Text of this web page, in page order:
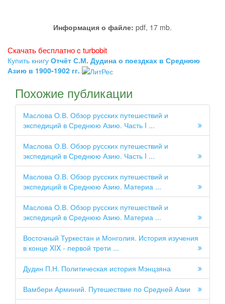
Информация о файле: pdf, 17 mb.
Скачать бесплатно c turbobit
Купить книгу Отчёт С.М. Дудина о поездках в Среднюю
Азию в 1900-1902 гг.
Похожие публикации
Маслова О.В. Обзор русских путешествий и
экспедиций в Среднюю Азию. Часть I ...
Маслова О.В. Обзор русских путешествий и
экспедиций в Среднюю Азию. Часть I ...
Маслова О.В. Обзор русских путешествий и
экспедиций в Среднюю Азию. Материа ...
Маслова О.В. Обзор русских путешествий и
экспедиций в Среднюю Азию. Материа ...
Восточный Туркестан и Монголия. История изучения
в конце XIX - первой трети ...
Дудин П.Н. Политическая история Мэнцзяна
Вамбери Арминий. Путешествие по Средней Азии